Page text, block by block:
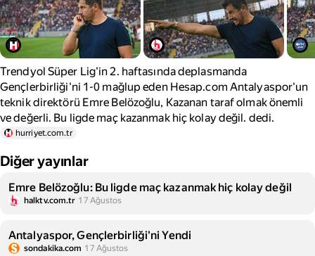
Trendyol Süper Lig'in 2. haftasında deplasmanda
Gençlerbirliği'ni 1-0 mağlup eden Hesap.com Antalyaspor'un
teknik direktörü Emre Belözoğlu, Kazanan taraf olmak önemli
ve değerli. Bu ligde maç kazanmak hiç kolay değil. dedi.
hurriyet.com.tr
Diğer yayınlar
Emre Belözoğlu: Bu ligde maç kazanmak hiç kolay değil
halktv.com.tr 17 Ağustos
Antalyaspor, Gençlerbirliği'ni Yendi
sondakika.com 17 Ağustos